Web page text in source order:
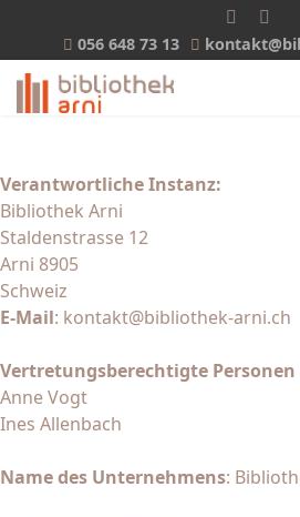
056 648 73 13
Verantwortliche Instanz:
Bibliothek Arni
Staldenstrasse 12
Arni 8905
Schweiz
E-Mail: kontakt@bibliothek-arni.ch
Vertretungsberechtigte Personen
Anne Vogt
Ines Allenbach
Name des Unternehmens: